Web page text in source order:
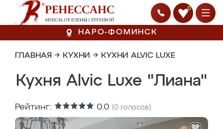
0
НАРО-ФОМИНСК
ГЛАВНАЯ → КУХНИ → КУХНИ ALVIC LUXE
Кухня Alvic Luxe "Лиана"
Рейтинг: 0.0 (0 голосов)